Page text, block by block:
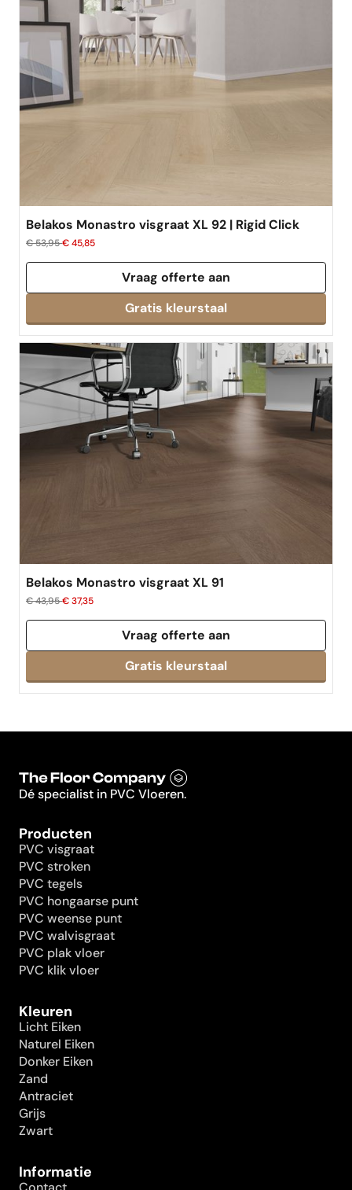
Belakos Monastro visgraat XL 92 | Rigid Click
€ 53,95€ 45,85
Vraag offerte aan
Belakos Monastro visgraat XL 91
€ 43,95€ 37,35
Vraag offerte aan
Dé specialist in PVC Vloeren.
Producten
PVC visgraat
PVC stroken
PVC tegels
PVC hongaarse punt
PVC weense punt
PVC walvisgraat
PVC plak vloer
PVC klik vloer
Kleuren
Licht Eiken
Naturel Eiken
Donker Eiken
Zand
Antraciet
Grijs
Zwart
Informatie